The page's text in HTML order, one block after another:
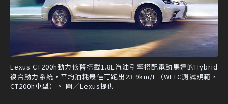
Lexus CT200h動力依舊搭載1.8L汽油引擎搭配電動馬達的Hybrid
複合動力系統，平均油耗最佳可跑出23.9km/L（WLTC測試規範，
CT200h車型）。 圖／Lexus提供